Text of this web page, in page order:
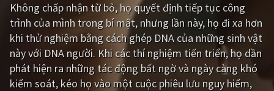
Viễn tưởng Khoa học - Tài liệu
Hoạt hình Thể thao
Tình cảm - Lãng mạn Kỳ ảo
Giật gân Gia đình
Không chấp nhận từ bỏ, họ quyết định tiếp tục công
trình của mình trong bí mật, nhưng lần này, họ đi xa hơn
khi thử nghiệm bằng cách ghép DNA của những sinh vật
này với DNA người. Khi các thí nghiệm tiến triển, họ dần
phát hiện ra những tác động bất ngờ và ngày càng khó
kiểm soát, kéo họ vào một cuộc phiêu lưu nguy hiểm,